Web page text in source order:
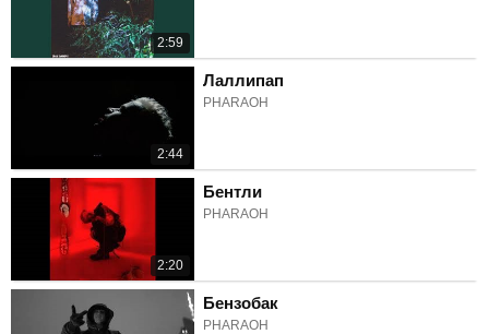
2:59
2:44
Лаллипап
PHARAOH
2:20
Бентли
PHARAOH
Бензобак
PHARAOH